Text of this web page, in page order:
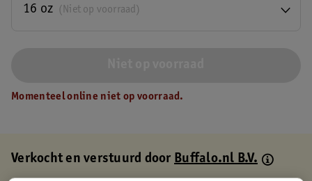
(Niet op voorraad)
16 oz
Momenteel online niet op voorraad.
Verkocht en verstuurd doorBuffalo.nl B.V.